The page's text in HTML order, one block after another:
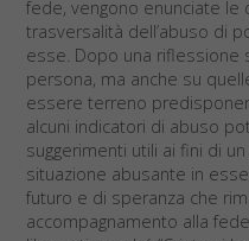
fede, vengono enunciate
trasversalità dell’abuso di
esse. Dopo una riflessione
persona, ma anche su
essere terreno
alcuni indicatori di abuso
suggerimenti utili ai fini di
situazione abusante in
futuro e di speranza che
accompagnamento alla